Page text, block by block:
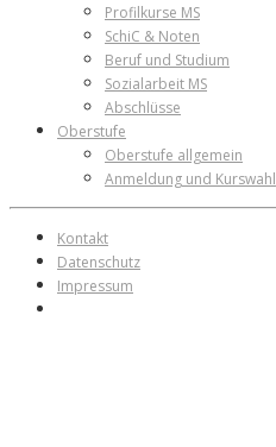
Profilkurse MS
SchiC & Noten
Beruf und Studium
Sozialarbeit MS
Abschlüsse
Oberstufe
Oberstufe allgemein
Anmeldung und Kurswahl
Kontakt
Datenschutz
Impressum